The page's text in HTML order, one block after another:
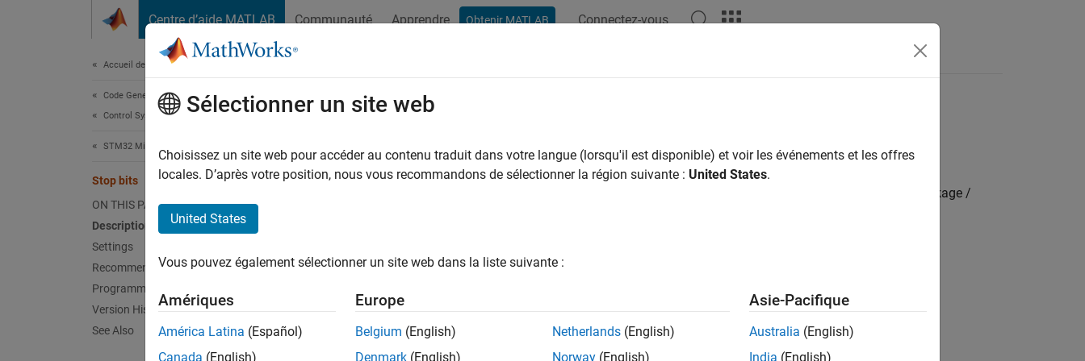
Centre d’aide MATLAB Communauté Apprendre Obtenir MATLAB Connectez-vous
Accueil de la documentation
Code Generation
Control Systems
STM32 Microcontroller Blockset
Stop bits
ON THIS PAGE
Description
Settings
Recommended Settings
Programmatic Use
Version History
See Also
Stop bits
Number of Stop bits used to indicate end of a packet
Hardware Implementation / Simulink or Embedded Coder Hardware Support Package /
Description
Settings
Sélectionner un site web
Choisissez un site web pour accéder au contenu traduit dans votre langue (lorsqu'il est disponible) et voir les événements et les offres
locales. D’après votre position, nous vous recommandons de sélectionner la région suivante : United States.
United States
Vous pouvez également sélectionner un site web dans la liste suivante :
Amériques
América Latina (Español)
Canada (English)
Europe
Belgium (English)
Denmark (English)
Netherlands (English)
Norway (English)
Asie-Pacifique
Australia (English)
India (English)